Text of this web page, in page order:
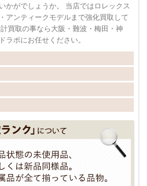
か。 当店ではロレックス
アンティークモデルまで強化買取して
ラボにお任せください。